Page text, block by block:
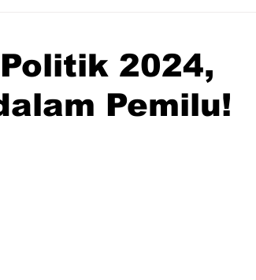
2024,
Pemilu!